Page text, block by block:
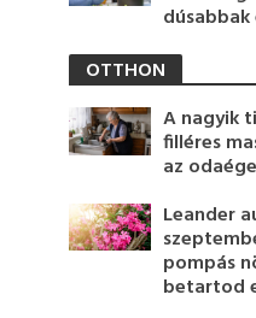
dúsabbak
OTTHON
A nagyik
filléres
az
Leander
pompás
betartod